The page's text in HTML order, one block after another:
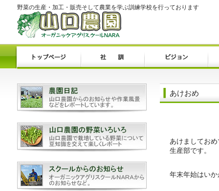
野菜の生産・加工・販売そして農業を学ぶ訓練学校を行っております
あけおめ
あけましてお
生産部です。
年末年始はい